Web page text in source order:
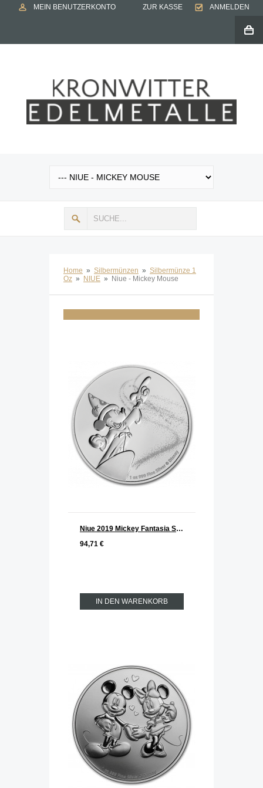
MEIN BENUTZERKONTO ZUR KASSE ANMELDEN
Home » Silbermünzen » Silbermünze 1
Oz » NIUE » Niue - Mickey Mouse
Niue 2019 Mickey Fantasia Silber 1 oz
94,71 €
IN DEN WARENKORB